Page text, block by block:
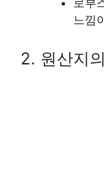
로부
느낌
2. 원산지